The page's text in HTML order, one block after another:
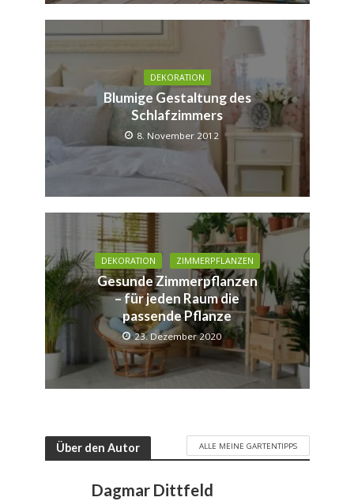
DEKORATION
Blumige Gestaltung des
Schlafzimmers
8. November 2012
DEKORATION ZIMMERPFLANZEN
Gesunde Zimmerpflanzen
– für jeden Raum die
passende Pflanze
23. Dezember 2020
Über den Autor ALLE MEINE GARTENTIPPS
Dagmar Dittfeld